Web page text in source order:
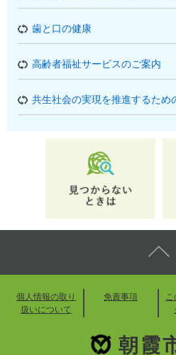
歯と口の健康
高齢者福祉サービスのご案内
共生社会の実現を推進するため
個人情報の取り
扱いについて
免責事項
こ
朝霞